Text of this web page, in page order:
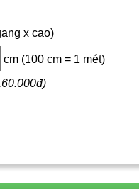
x cao)
cm (100 cm = 1 mét)